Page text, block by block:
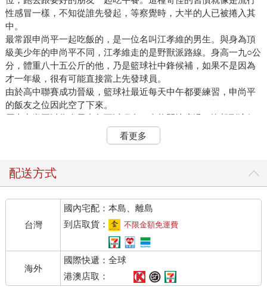
性感冒一樣，不知從誰先發起，等察覺時，大半的人已被捲入其
中。
最常跟申尚平一起吃飯的，是一位名叫江孝維的男生。與身為頂
級美少年的申尚平不同，江孝維走的是野獸派路線。身高一九○公
分，體重八十五公斤的他，乃是籃球社中鋒候補，如果不是因為
才一年級，很有可能直接當上先發球員。
由於高中聯賽成功晉級，籃球社最近每天中午都要練習，申尚平
的飯友之位因此空了下來。
原本申尚平以為今天中午可以獨自一人悠閒地度過，沒想到這個
企圖被一位戴著貓咪髮夾的美少女粉碎了。
「聽說你今天去劍璃那邊還債了？工作得怎麼樣？」
失了大半食欲。
「你看她像是有辦法回答的樣子嗎？」
李子璇用筷子指了指教室某處。明明大家都在吃午飯，唯獨一名
銀髮女學生趴在桌子上呼呼大睡。
那名正在睡覺的女學生就是陸劍璃。夾縫世界與現實世界時間流
速不同，她在艾瑞西亞大陸待上八小時，在現實世界卻只經過一
分鐘，因此養成了早上在夾縫世界砍怪，回來在學校補眠的不良
習慣。
「不怎麼樣。花了半天研究她的收支明細表，另外半天在聽她抱
看更多
配送方式
台灣
國內宅配：本島、離島
到店取貨：
不限金額免運費
海外
國際快遞：全球
港澳店取：